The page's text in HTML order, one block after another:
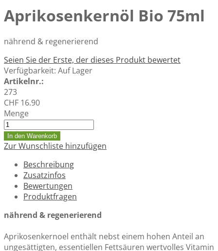
Aprikosenkernöl Bio 75ml
nährend & regenerierend
Seien Sie der Erste, der dieses Produkt bewertet
Verfügbarkeit: Auf Lager
Artikelnr.:
273
CHF 16.90
Menge
In den Warenkorb
Zur Wunschliste hinzufügen
Beschreibung
Zusatzinfos
Bewertungen
Produktfragen
nährend & regenerierend
Aprikosenkernoel enthält nebst einem hohen Anteil an
ungesättigten, essentiellen Fettsäuren wertvolles Vitamin